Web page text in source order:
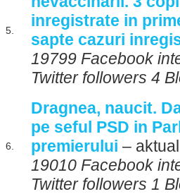
5.
inregistrate in
sapte cazuri
19799 Facebook
Twitter followers 4
6.
Dragnea, naucit.
pe seful PSD in
premierului –
19010 Facebook
Twitter followers 1